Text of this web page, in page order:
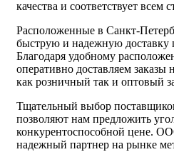
качества и соответствует всем
Расположенные в Санкт-
быструю и надежную доставку
Благодаря удобному
оперативно доставляем
как розничный так и оптовый
Тщательный выбор
позволяют нам предложить
конкурентоспособной цене.
надежный партнер на рынке